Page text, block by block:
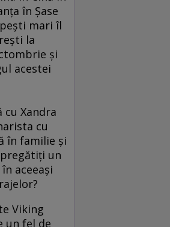
în Şase
mari îl
la
şi
acestei
cu Xandra
cu
în familie şi
un
aceeaşi
Viking
un fel de